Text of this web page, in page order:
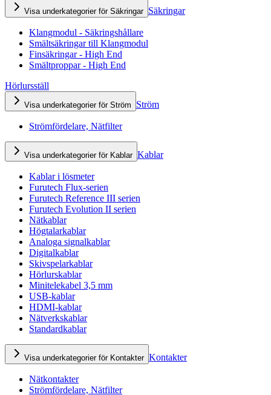
Visa underkategorier för Säkringar Säkringar
Klangmodul - Säkringshållare
Smältsäkringar till Klangmodul
Finsäkringar - High End
Smältproppar - High End
Hörlursställ
Visa underkategorier för Ström Ström
Strömfördelare, Nätfilter
Visa underkategorier för Kablar Kablar
Kablar i lösmeter
Furutech Flux-serien
Furutech Reference III serien
Furutech Evolution II serien
Nätkablar
Högtalarkablar
Analoga signalkablar
Digitalkablar
Skivspelarkablar
Hörlurskablar
Minitelekabel 3,5 mm
USB-kablar
HDMI-kablar
Nätverkskablar
Standardkablar
Visa underkategorier för Kontakter Kontakter
Nätkontakter
Strömfördelare, Nätfilter